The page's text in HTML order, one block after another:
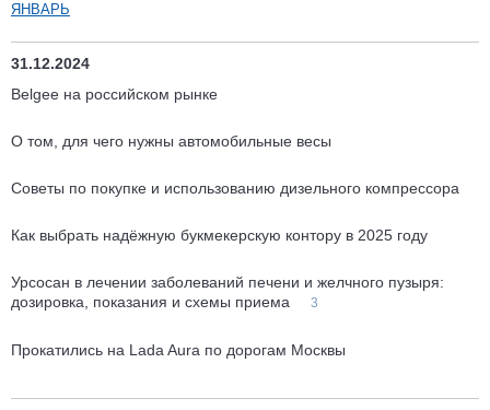
ЯНВАРЬ
31.12.2024
Belgee на российском рынке
О том, для чего нужны автомобильные весы
Советы по покупке и использованию дизельного компрессора
Как выбрать надёжную букмекерскую контору в 2025 году
Урсосан в лечении заболеваний печени и желчного пузыря:
дозировка, показания и схемы приема
3
Прокатились на Lada Aura по дорогам Москвы